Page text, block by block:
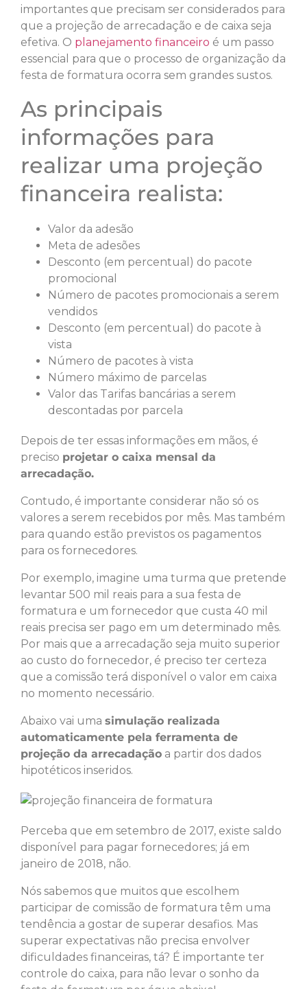
importantes que precisam ser considerados para
que a projeção de arrecadação e de caixa seja
efetiva. O planejamento financeiro é um passo
essencial para que o processo de organização da
festa de formatura ocorra sem grandes sustos.
As principais
informações para
realizar uma projeção
financeira realista:
Valor da adesão
Meta de adesões
Desconto (em percentual) do pacote
promocional
Número de pacotes promocionais a serem
vendidos
Desconto (em percentual) do pacote à
vista
Número de pacotes à vista
Número máximo de parcelas
Valor das Tarifas bancárias a serem
descontadas por parcela
Depois de ter essas informações em mãos, é
preciso projetar o caixa mensal da
arrecadação.
Contudo, é importante considerar não só os
valores a serem recebidos por mês. Mas também
para quando estão previstos os pagamentos
para os fornecedores.
Por exemplo, imagine uma turma que pretende
levantar 500 mil reais para a sua festa de
formatura e um fornecedor que custa 40 mil
reais precisa ser pago em um determinado mês.
Por mais que a arrecadação seja muito superior
ao custo do fornecedor, é preciso ter certeza
que a comissão terá disponível o valor em caixa
no momento necessário.
Abaixo vai uma simulação realizada
automaticamente pela ferramenta de
projeção da arrecadação a partir dos dados
hipotéticos inseridos.
Perceba que em setembro de 2017, existe saldo
disponível para pagar fornecedores; já em
janeiro de 2018, não.
Nós sabemos que muitos que escolhem
participar de comissão de formatura têm uma
tendência a gostar de superar desafios. Mas
superar expectativas não precisa envolver
dificuldades financeiras, tá? É importante ter
controle do caixa, para não levar o sonho da